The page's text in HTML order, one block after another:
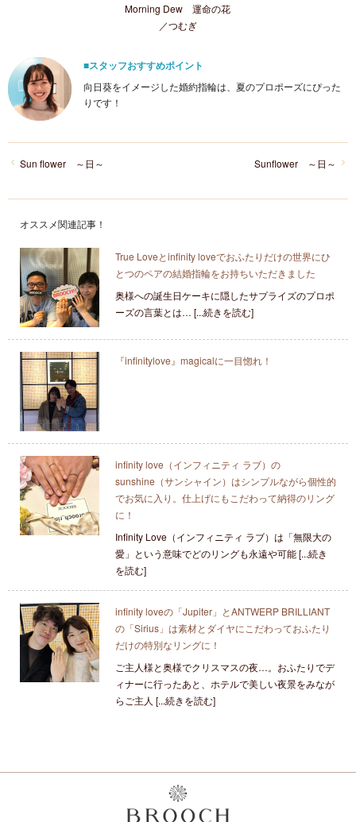
Morning Dew 運命の花
／つむぎ
■スタッフおすすめポイント
向日葵をイメージした婚約指輪は、夏のプロポーズにぴった
りです！
Sunflower ～日～
Sun flower ～日～
オススメ関連記事！
True Loveとinfinity loveでおふたりだけの世界にひ
とつのペアの結婚指輪をお持ちいただきました
奥様への誕生日ケーキに隠したサプライズのプロポ
ーズの言葉とは… [...続きを読む]
『infinitylove』magicalに一目惚れ！
infinity love（インフィニティ ラブ）の
sunshine（サンシャイン）はシンプルながら個性的
でお気に入り。仕上げにもこだわって納得のリング
に！
Infinity Love（インフィニティ ラブ）は「無限大の
愛」という意味でどのリングも永遠や可能 [...続き
を読む]
infinity loveの「Jupiter」とANTWERP BRILLIANT
の「Sirius」は素材とダイヤにこだわっておふたり
だけの特別なリングに！
ご主人様と奥様でクリスマスの夜…。おふたりでデ
ィナーに行ったあと、ホテルで美しい夜景をみなが
らご主人 [...続きを読む]